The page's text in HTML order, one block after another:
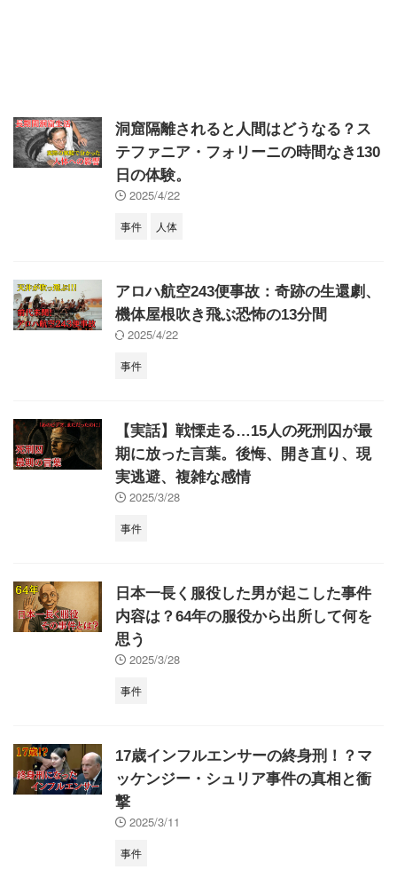
洞窟隔離されると人間はどうなる？ス
テファニア・フォリーニの時間なき130
日の体験。
2025/4/22
事件 人体
アロハ航空243便事故：奇跡の生還劇、
機体屋根吹き飛ぶ恐怖の13分間
2025/4/22
事件
【実話】戦慄走る…15人の死刑囚が最
期に放った言葉。後悔、開き直り、現
実逃避、複雑な感情
2025/3/28
事件
日本一長く服役した男が起こした事件
内容は？64年の服役から出所して何を
思う
2025/3/28
事件
17歳インフルエンサーの終身刑！？マ
ッケンジー・シュリア事件の真相と衝
撃
2025/3/11
事件